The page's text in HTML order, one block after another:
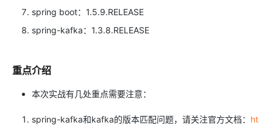
spring boot：1.5.9.RELEASE
spring-kafka：1.3.8.RELEASE
重点介绍
本次实战有几处重点需要注意：
spring-kafka和kafka的版本匹配问题，请关注官方文档： ht